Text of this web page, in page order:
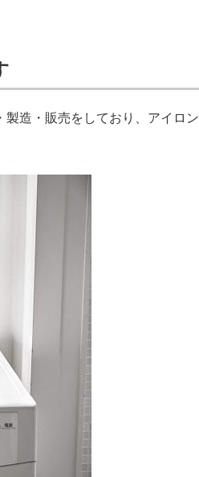
造・販売をしており、アイロン